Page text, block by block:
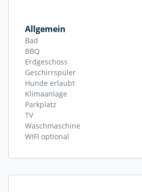
Allgemein
Bad
BBQ
Erdgeschoss
Geschirrspüler
Hunde erlaubt
Klimaanlage
Parkplatz
TV
Waschmaschine
WIFI optional